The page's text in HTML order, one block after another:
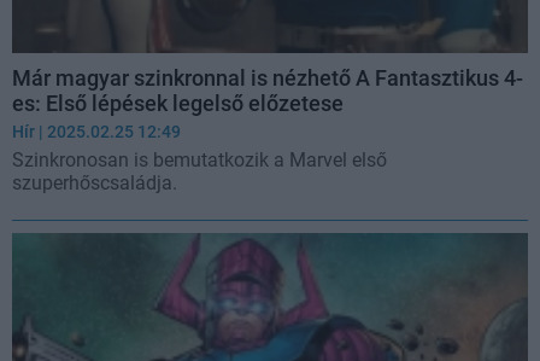
Már magyar szinkronnal is nézhető A Fantasztikus 4-
es: Első lépések legelső előzetese
Hír | 2025.02.25 12:49
Szinkronosan is bemutatkozik a Marvel első
szuperhőscsaládja.